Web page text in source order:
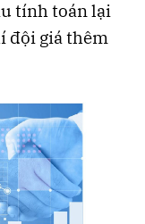
tính toán lại
đội giá thêm